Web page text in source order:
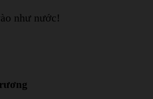
như nước!